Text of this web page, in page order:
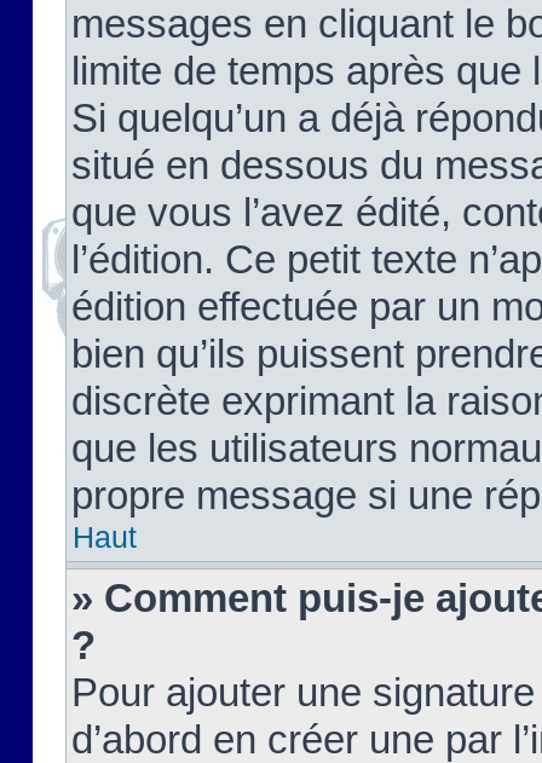
messages en cliquant le
limite de temps après que
Si quelqu’un a déjà
situé en dessous du
que vous l’avez édité,
l’édition. Ce petit texte
édition effectuée par un
bien qu’ils puissent
discrète exprimant la
que les utilisateurs
propre message si une
Haut
» Comment puis-je
?
Pour ajouter une
d’abord en créer une par